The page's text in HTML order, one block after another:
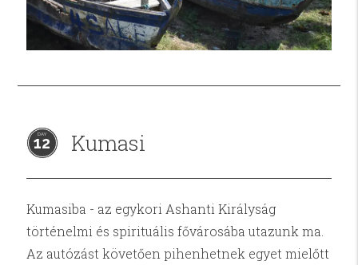
12 Kumasi
Kumasiba - az egykori Ashanti Királyság
történelmi és spirituális fővárosába utazunk ma.
Az autózást követően pihenhetnek egyet mielőtt